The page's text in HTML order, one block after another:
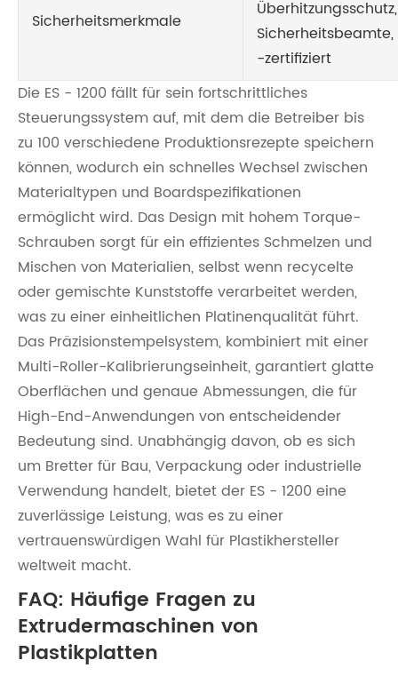
Sicherheitsmerkmale
Überhitzungsschutz,
Sicherheitsbeamte,
-zertifiziert
Die ES - 1200 fällt für sein fortschrittliches
Steuerungssystem auf, mit dem die Betreiber bis
zu 100 verschiedene Produktionsrezepte speichern
können, wodurch ein schnelles Wechsel zwischen
Materialtypen und Boardspezifikationen
ermöglicht wird. Das Design mit hohem Torque-
Schrauben sorgt für ein effizientes Schmelzen und
Mischen von Materialien, selbst wenn recycelte
oder gemischte Kunststoffe verarbeitet werden,
was zu einer einheitlichen Platinenqualität führt.
Das Präzisionstempelsystem, kombiniert mit einer
Multi-Roller-Kalibrierungseinheit, garantiert glatte
Oberflächen und genaue Abmessungen, die für
High-End-Anwendungen von entscheidender
Bedeutung sind. Unabhängig davon, ob es sich
um Bretter für Bau, Verpackung oder industrielle
Verwendung handelt, bietet der ES - 1200 eine
zuverlässige Leistung, was es zu einer
vertrauenswürdigen Wahl für Plastikhersteller
weltweit macht.
FAQ: Häufige Fragen zu
Extrudermaschinen von
Plastikplatten